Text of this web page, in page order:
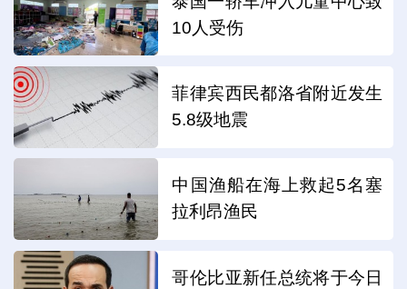
10人受伤
菲律宾西民都洛省附近发生
5.8级地震
中国渔船在海上救起5名塞
拉利昂渔民
哥伦比亚新任总统将于今日